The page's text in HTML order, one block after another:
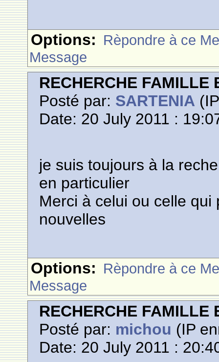
Options: Rèpondre à ce
Message
RECHERCHE FAMILLE
Posté par: SARTENIA
Date: 20 July 2011 :
je suis toujours à la
en particulier
Merci à celui ou celle
nouvelles
Options: Rèpondre à ce
Message
RECHERCHE FAMILLE
Posté par: michou (IP
Date: 20 July 2011 :